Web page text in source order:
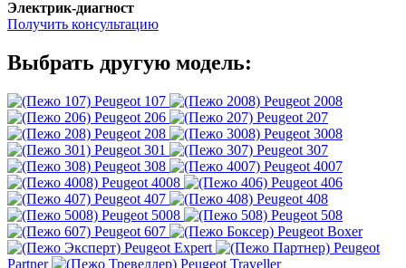
Электрик-диагност
Получить консультацию
Выбрать другую модель:
Peugeot 107
Peugeot 2008
Peugeot 206
Peugeot 207
Peugeot 208
Peugeot 3008
Peugeot 301
Peugeot 307
Peugeot 308
Peugeot 4007
Peugeot 4008
Peugeot 406
Peugeot 407
Peugeot 408
Peugeot 5008
Peugeot 508
Peugeot 607
Peugeot Boxer
Peugeot Expert
Peugeot
Partner
Peugeot Traveller